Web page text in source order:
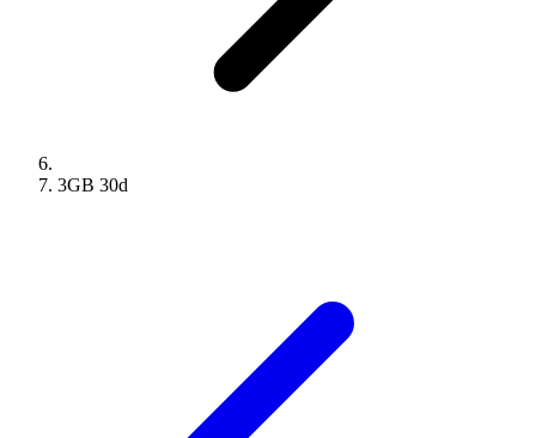
3GB 30d